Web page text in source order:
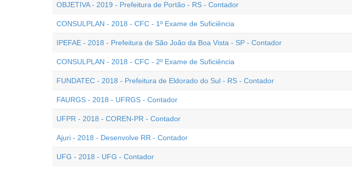
OBJETIVA - 2019 - Prefeitura de Portão - RS - Contador
CONSULPLAN - 2018 - CFC - 1º Exame de Suficiência
IPEFAE - 2018 - Prefeitura de São João da Boa Vista - SP - Contador
CONSULPLAN - 2018 - CFC - 2º Exame de Suficiência
FUNDATEC - 2018 - Prefeitura de Eldorado do Sul - RS - Contador
FAURGS - 2018 - UFRGS - Contador
UFPR - 2018 - COREN-PR - Contador
Ajuri - 2018 - Desenvolve RR - Contador
UFG - 2018 - UFG - Contador